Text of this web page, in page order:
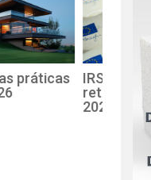
IRC – Taxas de
Derrama para
Cobrança em 2026 –